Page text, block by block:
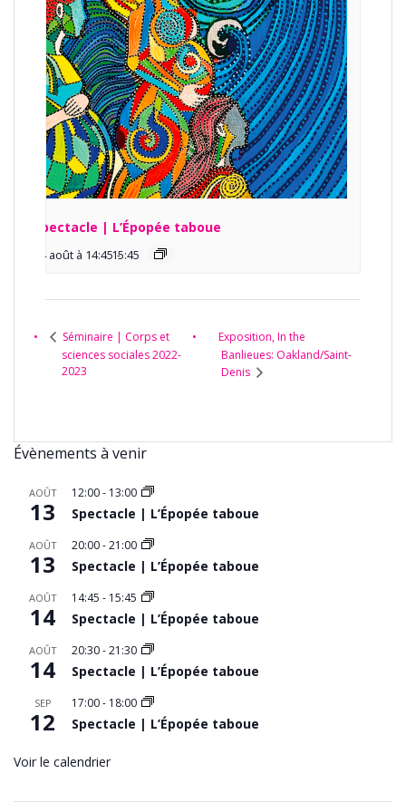
Spectacle | L’Épopée taboue
14 août à 14:45 -
15:45
Séminaire | Corps et
sciences sociales 2022-
2023
Exposition, In the
Banlieues: Oakland/Saint-
Denis
Évènements à venir
AOÛT
13
12:00- 13:00
Spectacle | L’Épopée taboue
AOÛT
13
20:00-21:00
Spectacle | L’Épopée taboue
AOÛT
14
14:45 - 15:45
Spectacle | L’Épopée taboue
AOÛT
14
20:30-21:30
Spectacle | L’Épopée taboue
SEP
12
17:00- 18:00
Spectacle | L’Épopée taboue
Voir le calendrier